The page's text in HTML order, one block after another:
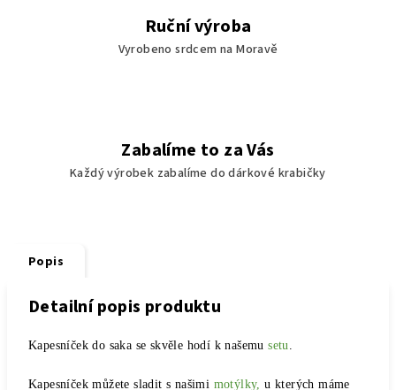
Ruční výroba
Vyrobeno srdcem na Moravě
Zabalíme to za Vás
Každý výrobek zabalíme do dárkové krabičky
Popis
Detailní popis produktu
Kapesníček do saka se skvěle hodí k našemusetu.
Kapesníček můžete sladit s našimi motýlky, u kterých máme